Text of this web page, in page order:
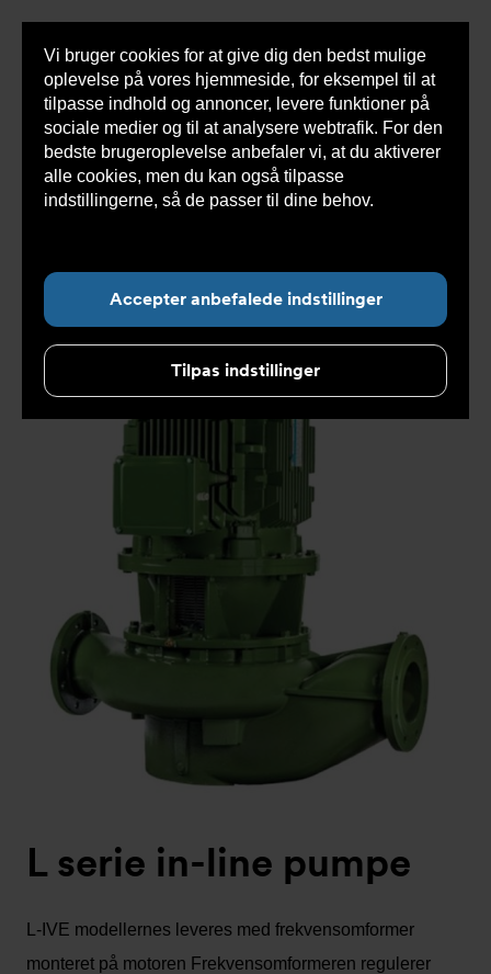
Vi bruger cookies for at give dig den bedst mulige
oplevelse på vores hjemmeside, for eksempel til at
tilpasse indhold og annoncer, levere funktioner på
sociale medier og til at analysere webtrafik. For den
bedste brugeroplevelse anbefaler vi, at du aktiverer
alle cookies, men du kan også tilpasse
indstillingerne, så de passer til dine behov.
Accepter anbefalede indstillinger
Tilpas indstillinger
Du
her:
Armatec > Produkter > Pumper >
Væskepumper
Industrieller centrifugalpumper >
L serie in-line
pumpe
L serie in-line pumpe
L-IVE modellernes leveres med frekvensomformer
monteret på motoren Frekvensomformeren regulerer